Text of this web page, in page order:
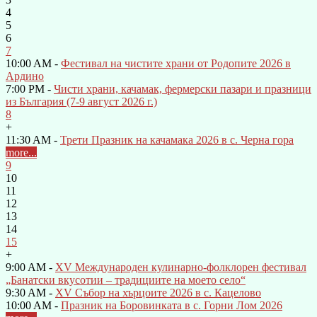
4
5
6
7
10:00 AM - Фестивал на чистите храни от Родопите 2026 в
Ардино
7:00 PM - Чисти храни, качамак, фермерски пазари и празници
из България (7-9 август 2026 г.)
8
+
11:30 AM - Трети Празник на качамака 2026 в с. Черна гора
more...
9
10
11
12
13
14
15
+
9:00 AM - XV Международен кулинарно-фолклорен фестивал
„Банатски вкусотии – традициите на моето село“
9:30 AM - XV Събор на хърцоите 2026 в с. Кацелово
10:00 AM - Празник на Боровинката в с. Горни Лом 2026